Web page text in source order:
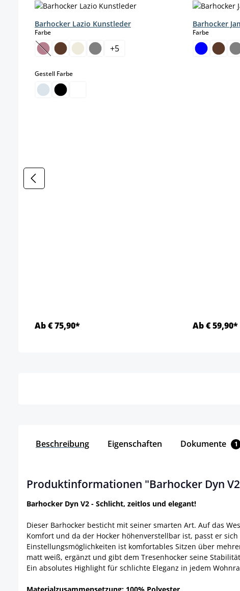
Barhocker Lazio Kunstleder
Farbeauswählen
(Diese Option ist zurzeit nicht verfügbar.)
+5
Gestell Farbeauswählen
Ab € 75,90*
Barhocker
Farbeauswählen
Ab € 59,90*
Beschreibung Eigenschaften Dokumente 1
Produktinformationen "Barhocker Dyn
Barhocker Dyn V2 - Schlicht, zeitlos und elegant!
Dieser Barhocker besticht mit seiner smarten Art. Auf das
Komfort und da der Hocker höhenverstellbar ist, passt er
Einstellungsmöglichkeiten ist komfortables Sitzen über
matt weiß, ergänzt und gibt dem Tresenhocker seine
Ein absolutes Highlight für schlichte Eleganz in jedem
Materialzusammensetzung: 100% Polyester